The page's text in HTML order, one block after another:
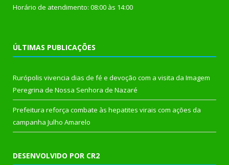
Horário de atendimento: 08:00 às 14:00
ÚLTIMAS PUBLICAÇÕES
Rurópolis vivencia dias de fé e devoção com a visita da Imagem
Peregrina de Nossa Senhora de Nazaré
Prefeitura reforça combate às hepatites virais com ações da
campanha Julho Amarelo
DESENVOLVIDO POR CR2